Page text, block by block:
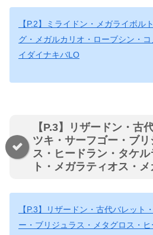
【P.2】ミライドン・メガライボル
グ・メガルカリオ・ローブシン・
イダイナキバLO
【P.3】リザードン・古
ツキ・サーフゴー・ブ
ス・ヒードラン・タケ
ト・メガラティオス・
【P.3】リザードン・古代バレット
ー・ブリジュラス・メタグロス・